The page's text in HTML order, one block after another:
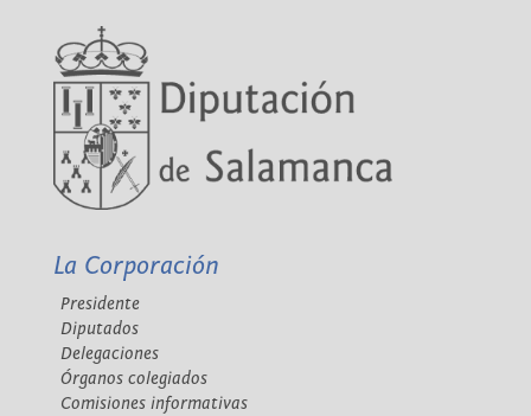
La Corporación
Presidente
Diputados
Delegaciones
Órganos colegiados
Comisiones informativas